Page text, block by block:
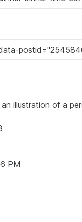
illustration of a
PM